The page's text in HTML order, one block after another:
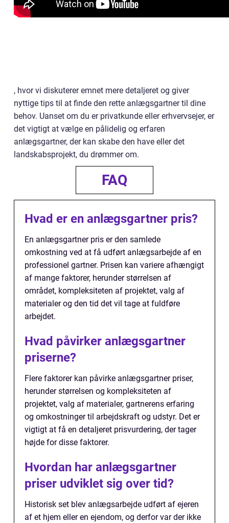
, hvor vi diskuterer emnet mere detaljeret og giver
nyttige tips til at finde den rette anlægsgartner til dine
behov. Uanset om du er privatkunde eller erhvervsejer, er
det vigtigt at vælge en pålidelig og erfaren
anlægsgartner, der kan skabe den have eller det
landskabsprojekt, du drømmer om.
FAQ
Hvad er en anlægsgartner pris?
En anlægsgartner pris er den samlede
omkostning ved at få udført anlægsarbejde af en
professionel gartner. Prisen kan variere afhængigt
af mange faktorer, herunder størrelsen af
området, kompleksiteten af projektet, valg af
materialer og den tid det vil tage at fuldføre
arbejdet.
Hvad påvirker anlægsgartner
priserne?
Flere faktorer kan påvirke anlægsgartner priser,
herunder størrelsen og kompleksiteten af
projektet, valg af materialer, gartnerens erfaring
og omkostninger til arbejdskraft og udstyr. Det er
vigtigt at få en detaljeret prisvurdering, der tager
højde for disse faktorer.
Hvordan har anlægsgartner
priser udviklet sig over tid?
Historisk set blev anlægsarbejde udført af ejeren
af et hjem eller en ejendom, og derfor var der ikke